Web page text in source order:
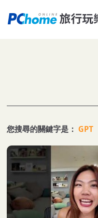
您搜尋的關鍵字是： GPT